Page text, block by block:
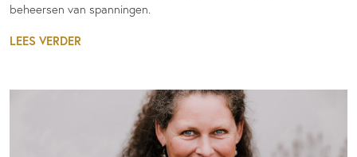
beheersen van spanningen.
LEES VERDER